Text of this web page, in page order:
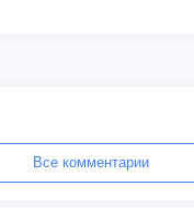
Все комментарии